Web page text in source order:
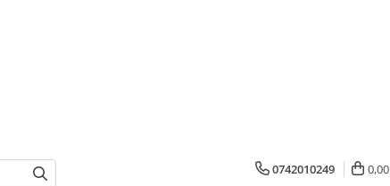
0742010249 0,00